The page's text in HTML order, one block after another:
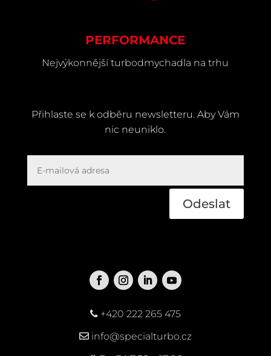
PERFORMANCE
Nejvýkonnější turbodmychadla na trhu
Přihlaste se k odběru newsletteru. Aby Vám
nic neuniklo.
Odeslat
+420 222 265 475
info@specialturbo.cz